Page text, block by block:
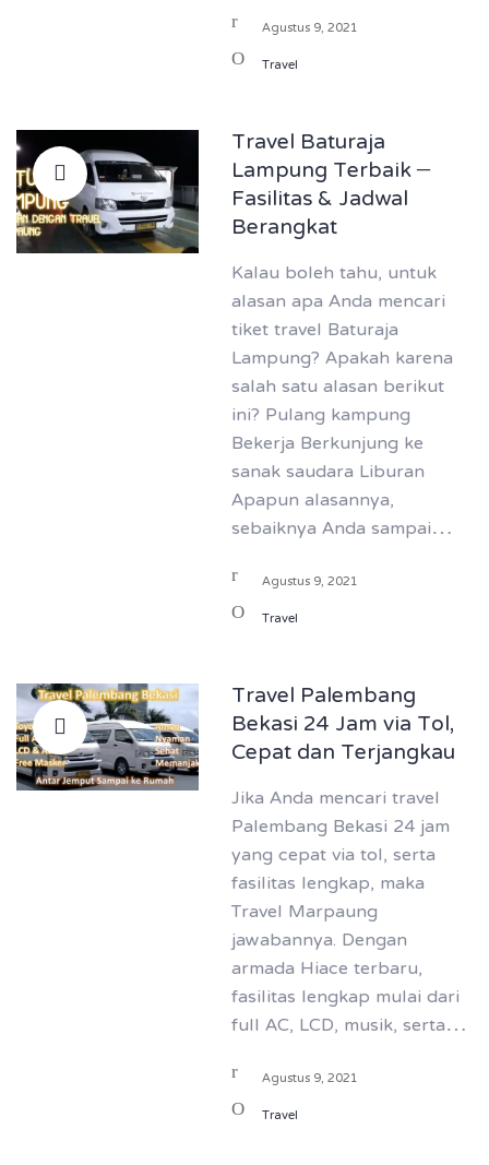
Agustus 9, 2021
Travel
Travel Baturaja
Lampung Terbaik –
Fasilitas & Jadwal
Berangkat
Kalau boleh tahu, untuk
alasan apa Anda mencari
tiket travel Baturaja
Lampung? Apakah karena
salah satu alasan berikut
ini? Pulang kampung
Bekerja Berkunjung ke
sanak saudara Liburan
Apapun alasannya,
sebaiknya Anda sampai…
Agustus 9, 2021
Travel
Travel Palembang
Bekasi 24 Jam via Tol,
Cepat dan Terjangkau
Jika Anda mencari travel
Palembang Bekasi 24 jam
yang cepat via tol, serta
fasilitas lengkap, maka
Travel Marpaung
jawabannya. Dengan
armada Hiace terbaru,
fasilitas lengkap mulai dari
full AC, LCD, musik, serta…
Agustus 9, 2021
Travel